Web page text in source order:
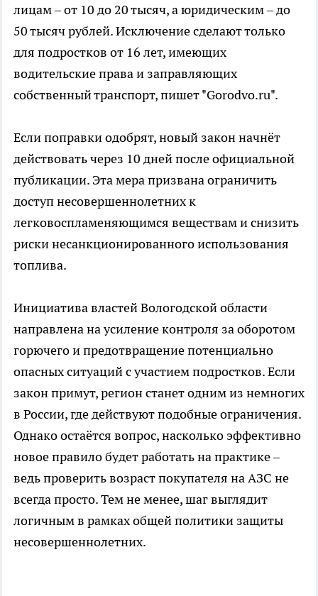
лицам – от 10 до 20 тысяч, а юридическим – до
50 тысяч рублей. Исключение сделают только
для подростков от 16 лет, имеющих
водительские права и заправляющих
собственный транспорт, пишет "Gorodvo.ru".
Если поправки одобрят, новый закон начнёт
действовать через 10 дней после официальной
публикации. Эта мера призвана ограничить
доступ несовершеннолетних к
легковоспламеняющимся веществам и снизить
риски несанкционированного использования
топлива.
Инициатива властей Вологодской области
направлена на усиление контроля за оборотом
горючего и предотвращение потенциально
опасных ситуаций с участием подростков. Если
закон примут, регион станет одним из немногих
в России, где действуют подобные ограничения.
Однако остаётся вопрос, насколько эффективно
новое правило будет работать на практике –
ведь проверить возраст покупателя на АЗС не
всегда просто. Тем не менее, шаг выглядит
логичным в рамках общей политики защиты
несовершеннолетних.